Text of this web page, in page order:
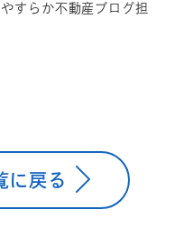
すらか不動産ブログ担
に戻る